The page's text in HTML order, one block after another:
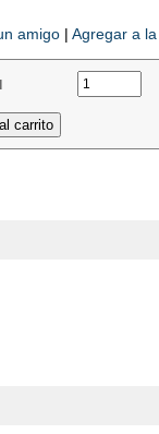
amigo | Agregar a